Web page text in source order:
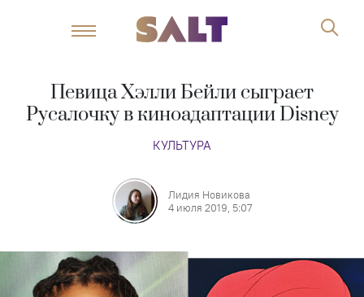
Певица Хэлли Бейли сыграет
Русалочку в киноадаптации Disney
КУЛЬТУРА
Лидия Новикова
4 июля 2019, 5:07